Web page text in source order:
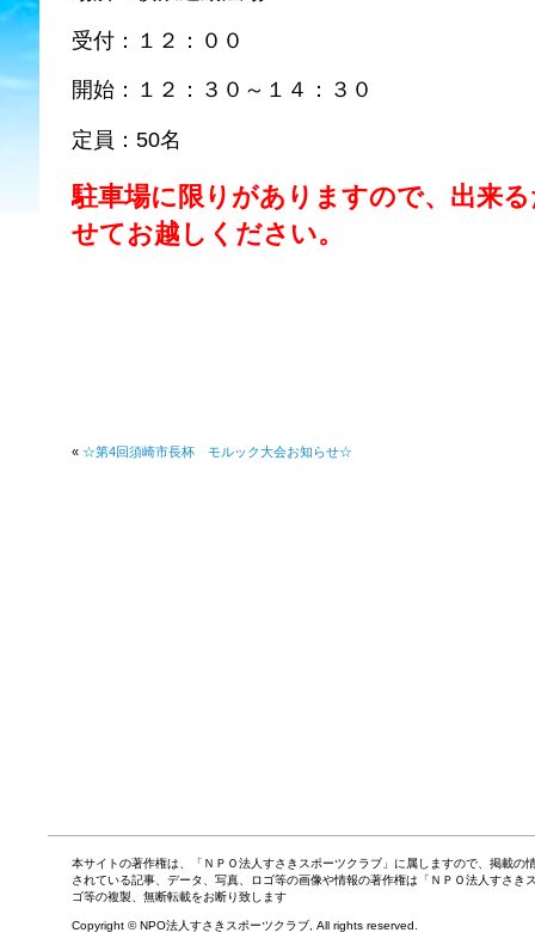
受付：１２：００
開始：１２：３０～１４：３０
定員：50名
駐車場に限りがありますので、出来
せてお越しください。
« ☆第4回須崎市長杯 モルック大会お知らせ☆
本サイトの著作権は、「ＮＰＯ法人すさきスポーツクラブ」に属しますので、掲載
されている記事、データ、写真、ロゴ等の画像や情報の著作権は「ＮＰＯ法人すさ
ゴ等の複製、無断転載をお断り致します
Copyright © NPO法人すさきスポーツクラブ, All rights reserved.